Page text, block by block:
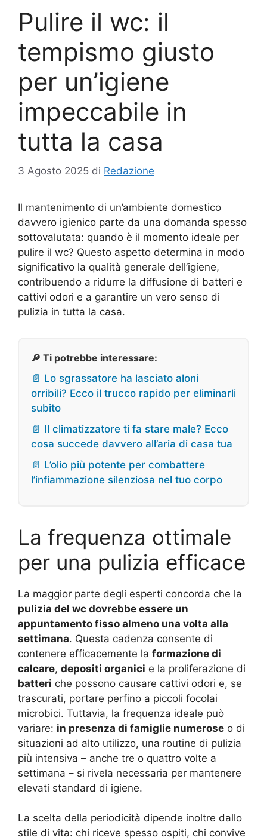
Pulire il wc: il
tempismo giusto
per un’igiene
impeccabile in
tutta la casa
3 Agosto 2025 di Redazione
Il mantenimento di un’ambiente domestico
davvero igienico parte da una domanda spesso
sottovalutata: quando è il momento ideale per
pulire il wc? Questo aspetto determina in modo
significativo la qualità generale dell’igiene,
contribuendo a ridurre la diffusione di batteri e
cattivi odori e a garantire un vero senso di
pulizia in tutta la casa.
🔎 Ti potrebbe interessare:
📄 Lo sgrassatore ha lasciato aloni
orribili? Ecco il trucco rapido per eliminarli
subito
📄 Il climatizzatore ti fa stare male? Ecco
cosa succede davvero all’aria di casa tua
📄 L’olio più potente per combattere
l’infiammazione silenziosa nel tuo corpo
La frequenza ottimale
per una pulizia efficace
La maggior parte degli esperti concorda che la
pulizia del wc dovrebbe essere un
appuntamento fisso almeno una volta alla
settimana. Questa cadenza consente di
contenere efficacemente la formazione di
calcare, depositi organici e la proliferazione di
batteri che possono causare cattivi odori e, se
trascurati, portare perfino a piccoli focolai
microbici. Tuttavia, la frequenza ideale può
variare: in presenza di famiglie numerose o di
situazioni ad alto utilizzo, una routine di pulizia
più intensiva – anche tre o quattro volte a
settimana – si rivela necessaria per mantenere
elevati standard di igiene.
La scelta della periodicità dipende inoltre dallo
stile di vita: chi riceve spesso ospiti, chi convive